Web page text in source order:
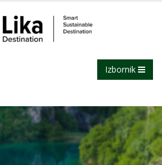
Izbornik